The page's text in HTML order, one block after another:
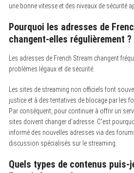
une bonne vitesse et des niveaux de sécurité
Pourquoi les adresses de
changent-elles régulièrement ?
Les adresses de French Stream changent
problèmes légaux et de sécurité.
Les sites de streaming non officiels font
justice et à des tentatives de blocage par les
Par conséquent, pour continuer à offrir un
sites doivent changer d’adresse. C’est
informé des nouvelles adresses via des
discussion spécialisés sur le streaming.
Quels types de contenus puis-